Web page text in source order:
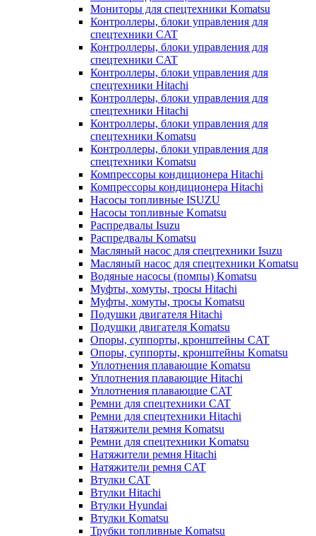
Мониторы для спецтехники Komatsu
Контроллеры, блоки управления для
спецтехники CAT
Контроллеры, блоки управления для
спецтехники CAT
Контроллеры, блоки управления для
спецтехники Hitachi
Контроллеры, блоки управления для
спецтехники Hitachi
Контроллеры, блоки управления для
спецтехники Komatsu
Контроллеры, блоки управления для
спецтехники Komatsu
Компрессоры кондиционера Hitachi
Компрессоры кондиционера Hitachi
Насосы топливные ISUZU
Насосы топливные Komatsu
Распредвалы Isuzu
Распредвалы Komatsu
Масляный насос для спецтехники Isuzu
Масляный насос для спецтехники Komatsu
Водяные насосы (помпы) Komatsu
Муфты, хомуты, тросы Hitachi
Муфты, хомуты, тросы Komatsu
Подушки двигателя Hitachi
Подушки двигателя Komatsu
Опоры, суппорты, кронштейны CAT
Опоры, суппорты, кронштейны Komatsu
Уплотнения плавающие Komatsu
Уплотнения плавающие Hitachi
Уплотнения плавающие CAT
Ремни для спецтехники CAT
Ремни для спецтехники Hitachi
Натяжители ремня Komatsu
Ремни для спецтехники Komatsu
Натяжители ремня Hitachi
Натяжители ремня CAT
Втулки CAT
Втулки Hitachi
Втулки Hyundai
Втулки Komatsu
Трубки топливные Komatsu